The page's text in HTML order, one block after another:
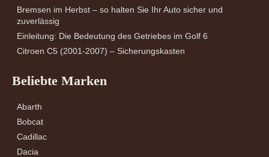
Bremsen im Herbst – so halten Sie Ihr Auto sicher und
zuverlässig
Einleitung: Die Bedeutung des Getriebes im Golf 6
Citroen C5 (2001-2007) – Sicherungskasten
Beliebte Marken
Abarth
Bobcat
Cadillac
Dacia